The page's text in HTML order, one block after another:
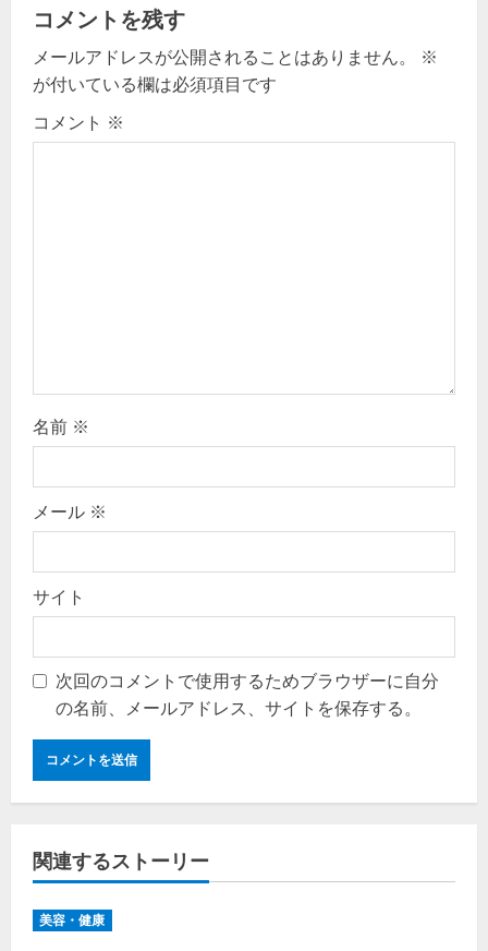
i
g
a
コメントを残す
メールアドレスが公開されることはありません。
※
が付いている欄は必須項目です
コメント ※
名前 ※
メール ※
サイト
次回のコメントで使用するためブラウザーに自分
の名前、メールアドレス、サイトを保存する。
関連するストーリー
美容・健康